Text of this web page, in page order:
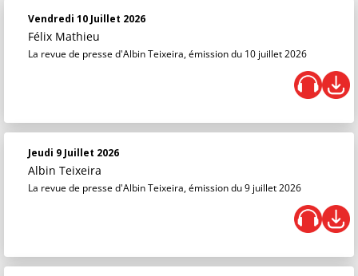
Vendredi 10 Juillet 2026
Félix Mathieu
La revue de presse d'Albin Teixeira, émission du 10 juillet 2026
Jeudi 9 Juillet 2026
Albin Teixeira
La revue de presse d'Albin Teixeira, émission du 9 juillet 2026